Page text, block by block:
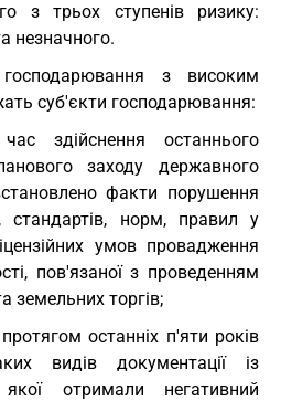
з трьох ступенів ризику:
незначного.
з високим
суб'єкти господарювання:
здійснення останнього
заходу державного
факти порушення
стандартів, норм, правил у
умов провадження
пов'язаної з проведенням
земельних торгів;
останніх п'яти років
видів документації із
отримали негативний